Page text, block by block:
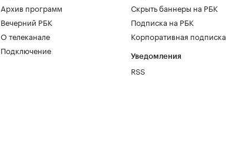
Архив программ
Вечерний РБК
О телеканале
Подключение
Скрыть баннеры на РБК
Подписка на РБК
Корпоративная подписка
Уведомления
RSS